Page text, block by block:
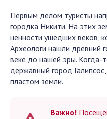
Первым делом туристы
городка Никити. На этих
ценности ушедших веков,
Археологи нашли древний
веке до нашей эры. Когда-
державный город
пластом земли.
Важно!